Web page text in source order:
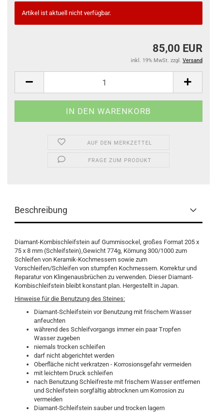
Artikel ist aktuell nicht verfügbar.
85,00 EUR
inkl. 19% MwSt. zzgl. Versand
AUF DEN MERKZETTEL
FRAGE ZUM PRODUKT
Beschreibung
Diamant-Kombischleifstein auf Gummisockel, großes Format 205 x
75 x 8 mm (Schleifstein),Gewicht 774g, Körnung 300/1000 zum
Schleifen von Keramik-Kochmessern sowie zum
Vorschleifen/Schleifen von stumpfen Kochmessern. Korrektur und
Reparatur von Klingenausbrüchen zu verwenden. Dieser Diamant-
Kombischleifstein bleibt konstant plan. Hergestellt in Japan.
Hinweise für die Benutzung des Steines:
Diamant-Schleifstein vor Benutzung mit frischem Wasser
anfeuchten
während des Schleifvorgangs immer ein paar Tropfen
Wasser zugeben
niemals trocken schleifen
darf nicht abgerichtet werden
Oberfläche nicht verkratzen - Korrosionsgefahr vermeiden
mit leichtem Druck schleifen
nach Benutzung Schleifreste mit frischem Wasser entfernen
und Schleifstein sorgfältig abtrocknen um Korrosion zu
vermeiden
Diamant-Schleifstein sauber und trocken lagern